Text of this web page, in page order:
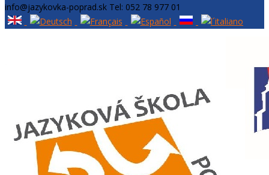
info@jazykovka-poprad.sk Tel: 052 78 977 01